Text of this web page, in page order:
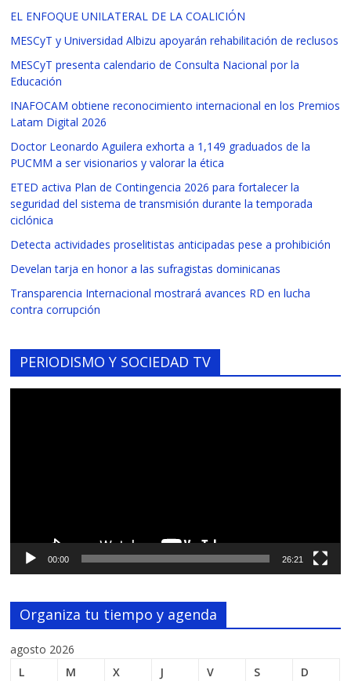
EL ENFOQUE UNILATERAL DE LA COALICIÓN
MESCyT y Universidad Albizu apoyarán rehabilitación de reclusos
MESCyT presenta calendario de Consulta Nacional por la
Educación
INAFOCAM obtiene reconocimiento internacional en los Premios
Latam Digital 2026
Doctor Leonardo Aguilera exhorta a 1,149 graduados de la
PUCMM a ser visionarios y valorar la ética
ETED activa Plan de Contingencia 2026 para fortalecer la
seguridad del sistema de transmisión durante la temporada
ciclónica
Detecta actividades proselitistas anticipadas pese a prohibición
Develan tarja en honor a las sufragistas dominicanas
Transparencia Internacional mostrará avances RD en lucha
contra corrupción
PERIODISMO Y SOCIEDAD TV
00:00 26:21
Organiza tu tiempo y agenda
agosto 2026
L
M X J V S D